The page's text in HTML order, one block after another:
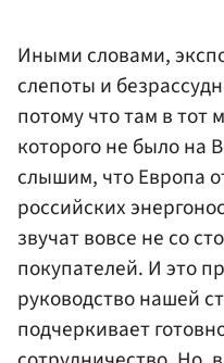
Иными словами,
слепоты и
потому что там в
которого не было на
слышим, что Европа
российских
звучат вовсе не со
покупателей. И это
руководство нашей
подчеркивает